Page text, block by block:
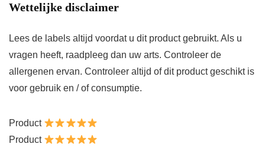
Wettelijke disclaimer
Lees de labels altijd voordat u dit product gebruikt. Als u
vragen heeft, raadpleeg dan uw arts. Controleer de
allergenen ervan. Controleer altijd of dit product geschikt is
voor gebruik en / of consumptie.
Product
Product